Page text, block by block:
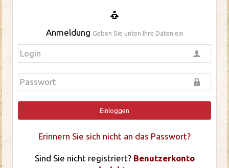
Anmeldung Geben Sie unten Ihre Daten ein
Einloggen
Erinnern Sie sich nicht an das Passwort?
Sind Sie nicht registriert? Benutzerkonto